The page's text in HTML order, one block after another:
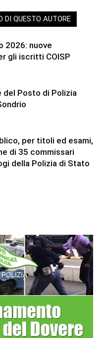
DI QUESTO AUTORE
2026: nuove
gli iscritti COISP
Posto di Polizia
per titoli ed esami,
di 35 commissari
della Polizia di Stato